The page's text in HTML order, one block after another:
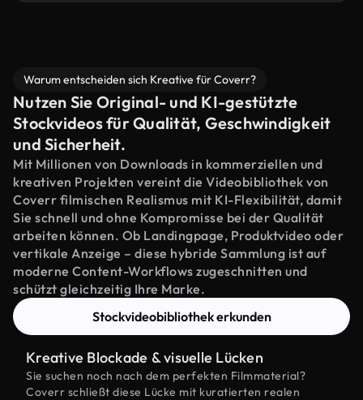
Warum entscheiden sich Kreative für Coverr?
Nutzen Sie Original- und KI-gestützte
Stockvideos für Qualität, Geschwindigkeit
und Sicherheit.
Mit Millionen von Downloads in kommerziellen und
kreativen Projekten vereint die Videobibliothek von
Coverr filmischen Realismus mit KI-Flexibilität, damit
Sie schnell und ohne Kompromisse bei der Qualität
arbeiten können. Ob Landingpage, Produktvideo oder
vertikale Anzeige – diese hybride Sammlung ist auf
moderne Content-Workflows zugeschnitten und
schützt gleichzeitig Ihre Marke.
Stockvideobibliothek erkunden
Kreative Blockade & visuelle Lücken
Sie suchen noch nach dem perfekten Filmmaterial?
Coverr schließt diese Lücke mit kuratierten realen